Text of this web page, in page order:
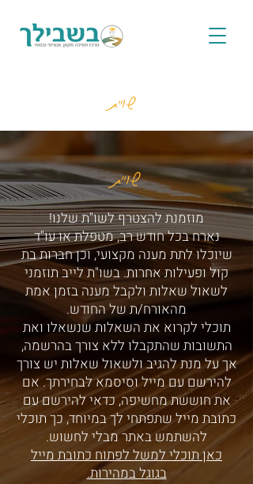
שו"ת
שו"ת
מוזמנת להצטרף לשו"ת שלנו!
נארח בכל חודש רב, מטפלת או עו"ד
שיוכלו לתת מענה מקצועי, וכן חברות בת
קול ופעילות אחרות. בשו"ת לייב תוזמני
לשאול שאלות ולקבל מענה בזמן אמת
מהאורח/ת של החודש.
תוכלי לקרוא את השאלות שנשאלו ואת
התשובות שהתקבלו ללא צורך בהרשמה,
אך על מנת להגיב ולשאול שאלות יש צורך
להירשם עם מייל וסיסמא לבחירתך. אם
את חוששת מחשיפה, כדאי להירשם עם
כתובת מייל שתפתחי לך במיוחד, כך תוכלי
להשתמש באתר מבלי לחשוש.
כאן תוכלי למשל לפתוח כתובת מייל
בגוגל במהירות.